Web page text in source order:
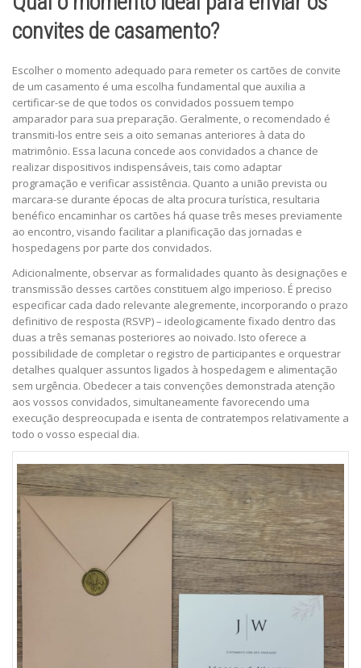
convites de casamento?
Escolher o momento adequado para remeter os cartões de convite
de um casamento é uma escolha fundamental que auxilia a
certificar-se de que todos os convidados possuem tempo
amparador para sua preparação. Geralmente, o recomendado é
transmiti-los entre seis a oito semanas anteriores à data do
matrimônio. Essa lacuna concede aos convidados a chance de
realizar dispositivos indispensáveis, tais como adaptar
programação e verificar assistência. Quanto a união prevista ou
marcara-se durante épocas de alta procura turística, resultaria
benéfico encaminhar os cartões há quase três meses previamente
ao encontro, visando facilitar a planificação das jornadas e
hospedagens por parte dos convidados.
Adicionalmente, observar as formalidades quanto às designações e
transmissão desses cartões constituem algo imperioso. É preciso
especificar cada dado relevante alegremente, incorporando o prazo
definitivo de resposta (RSVP) – ideologicamente fixado dentro das
duas a três semanas posteriores ao noivado. Isto oferece a
possibilidade de completar o registro de participantes e orquestrar
detalhes qualquer assuntos ligados à hospedagem e alimentação
sem urgência. Obedecer a tais convenções demonstrada atenção
aos vossos convidados, simultaneamente favorecendo uma
execução despreocupada e isenta de contratempos relativamente a
todo o vosso especial dia.